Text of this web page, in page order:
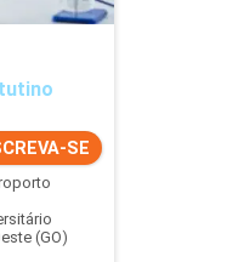
SE
(GO)